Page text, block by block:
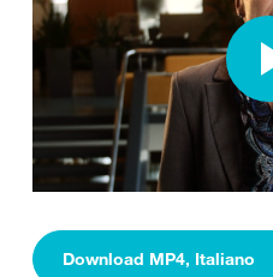
Download MP4, Italiano